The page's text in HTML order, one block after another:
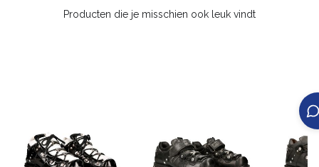
Producten die je misschien ook leuk vindt